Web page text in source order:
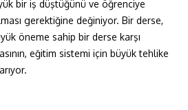
bir iş düştüğünü ve öğrenciye
gerektiğine değiniyor. Bir derse,
öneme sahip bir derse karşı
eğitim sistemi için büyük tehlike